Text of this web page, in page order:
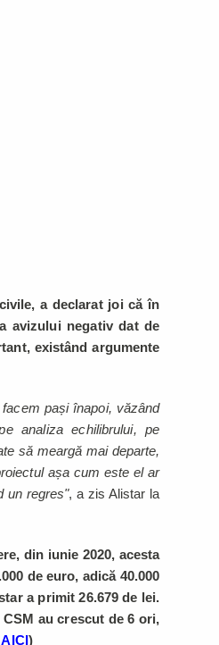
a declarat joi că în
avizului negativ dat de
existând argumente
pași înapoi, văzând
analiza echilibrului, pe
să meargă mai departe,
așa cum este el ar
un regres", a zis Alistar la
din iunie 2020, acesta
de euro, adică 40.000
a primit 26.679 de lei.
au crescut de 6 ori,
AICI)